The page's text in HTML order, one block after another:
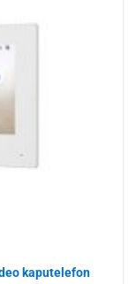
kaputelefon